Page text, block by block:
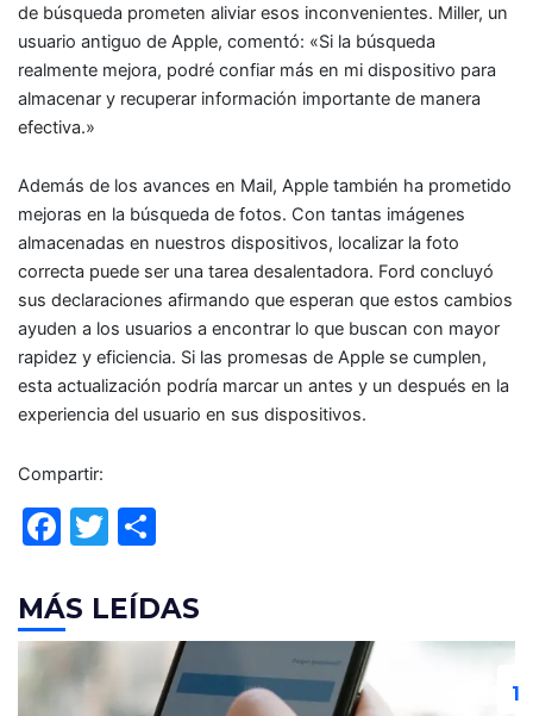
de búsqueda prometen aliviar esos inconvenientes. Miller, un
usuario antiguo de Apple, comentó: «Si la búsqueda
realmente mejora, podré confiar más en mi dispositivo para
almacenar y recuperar información importante de manera
efectiva.»
Además de los avances en Mail, Apple también ha prometido
mejoras en la búsqueda de fotos. Con tantas imágenes
almacenadas en nuestros dispositivos, localizar la foto
correcta puede ser una tarea desalentadora. Ford concluyó
sus declaraciones afirmando que esperan que estos cambios
ayuden a los usuarios a encontrar lo que buscan con mayor
rapidez y eficiencia. Si las promesas de Apple se cumplen,
esta actualización podría marcar un antes y un después en la
experiencia del usuario en sus dispositivos.
Compartir:
F
c
e
b
T
itt
er
m
p
ar
MÁS LEÍDAS